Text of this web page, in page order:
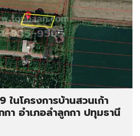
นโครงการบ้านสวนเก้า
า อำเภอลําลูกกา ปทุมธานี